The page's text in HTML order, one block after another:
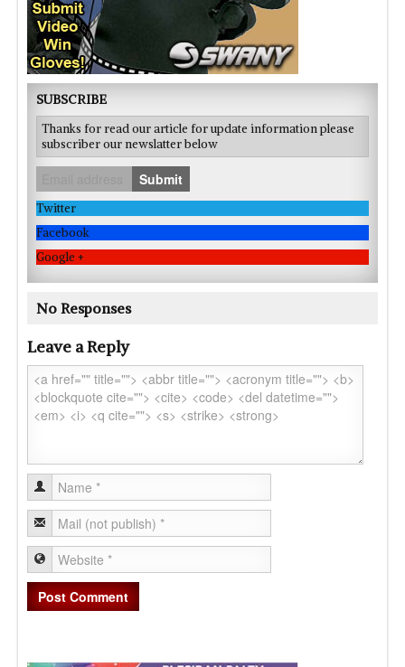
SUBSCRIBE
Thanks for read our article for update information please
subscriber our newslatter below
Submit
Twitter
Facebook
Google +
No Responses
Leave a Reply